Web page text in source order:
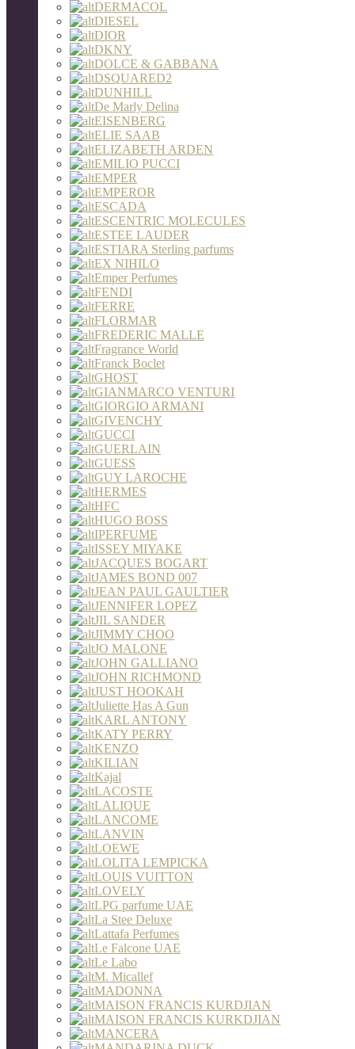
DERMACOL
DIESEL
DIOR
DKNY
DOLCE & GABBANA
DSQUARED2
DUNHILL
De Marly Delina
EISENBERG
ELIE SAAB
ELIZABETH ARDEN
EMILIO PUCCI
EMPER
EMPEROR
ESCADA
ESCENTRIC MOLECULES
ESTEE LAUDER
ESTIARA Sterling parfums
EX NIHILO
Emper Perfumes
FENDI
FERRE
FLORMAR
FREDERIC MALLE
Fragrance World
Franck Boclet
GHOST
GIANMARCO VENTURI
GIORGIO ARMANI
GIVENCHY
GUCCI
GUERLAIN
GUESS
GUY LAROCHE
HERMES
HFC
HUGO BOSS
IPERFUME
ISSEY MIYAKE
JACQUES BOGART
JAMES BOND 007
JEAN PAUL GAULTIER
JENNIFER LOPEZ
JIL SANDER
JIMMY CHOO
JO MALONE
JOHN GALLIANO
JOHN RICHMOND
JUST HOOKAH
Juliette Has A Gun
KARL ANTONY
KATY PERRY
KENZO
KILIAN
Kajal
LACOSTE
LALIQUE
LANCOME
LANVIN
LOEWE
LOLITA LEMPICKA
LOUIS VUITTON
LOVELY
LPG parfume UAE
La Stee Deluxe
Lattafa Perfumes
Le Falcone UAE
Le Labo
M. Micallef
MADONNA
MAISON FRANCIS KURDJIAN
MAISON FRANCIS KURKDJIAN
MANCERA